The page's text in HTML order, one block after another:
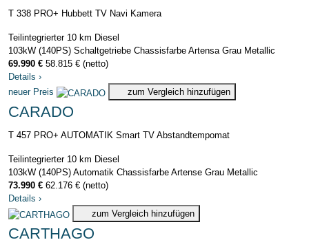
T 338 PRO+ Hubbett TV Navi Kamera
Teilintegrierter 10 km Diesel
103kW (140PS) Schaltgetriebe Chassisfarbe Artensa Grau Metallic
69.990 € 58.815 € (netto)
Details ›
neuer Preis
zum Vergleich hinzufügen
CARADO
T 457 PRO+ AUTOMATIK Smart TV Abstandtempomat
Teilintegrierter 10 km Diesel
103kW (140PS) Automatik Chassisfarbe Artense Grau Metallic
73.990 € 62.176 € (netto)
Details ›
zum Vergleich hinzufügen
CARTHAGO